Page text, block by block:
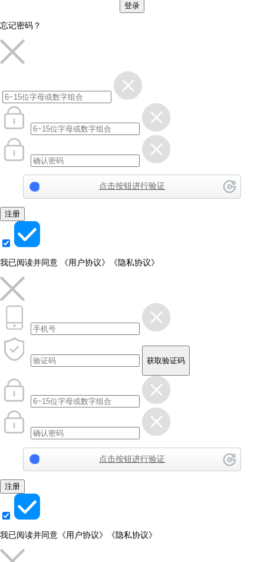
登录
忘记密码？
点击按钮进行验证
注册
我已阅读并同意 《用户协议》 《隐私协议》
获取验证码
点击按钮进行验证
注册
我已阅读并同意 《用户协议》 《隐私协议》